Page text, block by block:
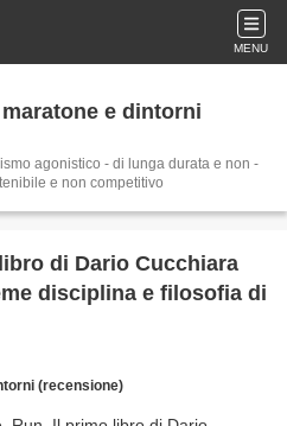
MENU
e dintorni
agonistico - di lunga durata e non -
e non competitivo
di Dario Cucchiara
disciplina e filosofia di
(recensione)